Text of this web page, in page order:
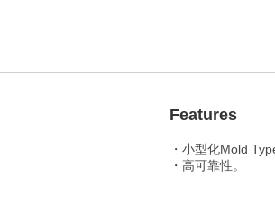
Features
・小型化Mold
・高可靠性。